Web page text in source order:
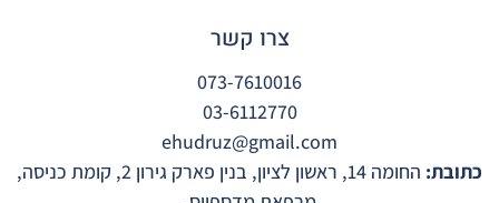
צרו קשר
073-7610016
03-6112770
ehudruz@gmail.com
כתובת:
החומה 14, ראשון לציון, בנין פארק גירון 2, קומת כניסה,